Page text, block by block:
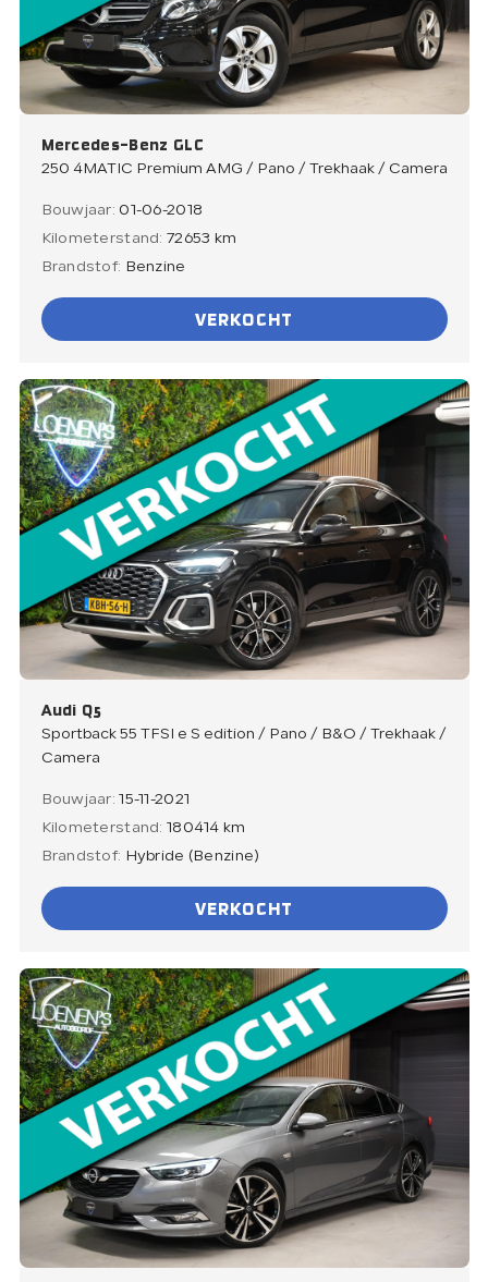
Mercedes-Benz GLC
250 4MATIC Premium AMG / Pano / Trekhaak / Camera
Bouwjaar: 01-06-2018
Kilometerstand: 72653 km
Brandstof: Benzine
VERKOCHT
Audi Q5
Sportback 55 TFSI e S edition / Pano / B&O / Trekhaak /
Camera
Bouwjaar:15-11-2021
Kilometerstand: 180414 km
Brandstof: Hybride (Benzine)
VERKOCHT